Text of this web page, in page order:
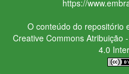
https://
O conteúdo do repositório
Creative CommonsAtribuição
4.0